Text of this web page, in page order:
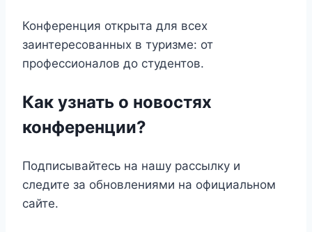
Конференция открыта для всех
заинтересованных в туризме: от
профессионалов до студентов.
Как узнать о новостях
конференции?
Подписывайтесь на нашу рассылку и
следите за обновлениями на официальном
сайте.